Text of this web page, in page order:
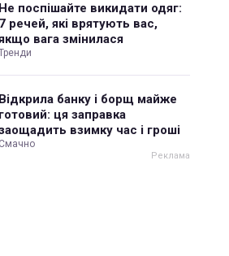
Не поспішайте викидати одяг:
7 речей, які врятують вас,
вага змінилася
Відкрила банку і борщ майже
готовий: ця заправка
взимку час і гроші
Смачно